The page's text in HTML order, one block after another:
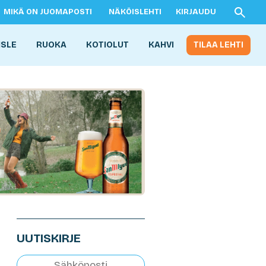
MIKÄ ON JUOMAPOSTI NÄKÖISLEHTI KIRJAUDU
RUOKA KOTIOLUT KAHVI TILAA LEHTI
UUTISKIRJE